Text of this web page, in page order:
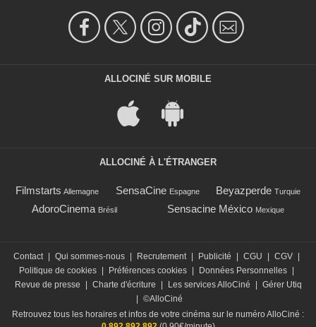
ALLOCINÉ SUR MOBILE
ALLOCINÉ À L'ÉTRANGER
Filmstarts Allemagne SensaCine Espagne Beyazperde Turquie
AdoroCinema Brésil Sensacine México Mexique
Contact Qui sommes-nous Recrutement Publicité CGU CGV
Politique de cookies
Préférences cookies Données Personnelles
Revue de presse
Charte d'écriture Les services AlloCiné
Gérer Utiq
©AlloCiné
Retrouvez tous les horaires et infos de votre cinéma sur le numéro AlloCiné :